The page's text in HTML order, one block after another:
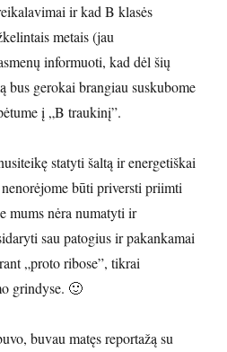
ir kad B klasės
metais (jau
informuoti, kad dėl šių
bus gerokai brangiau suskubome
į „B traukinį”.
statyti šaltą ir energetiškai
būti priversti priimti
mums nėra numatyti ir
sau patogius ir pakankamai
„proto ribose”, tikrai
grindyse. 🙂
buvau matęs reportažą su